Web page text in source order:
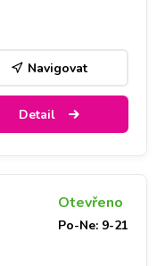
Navigovat
Detail
Otevřeno
Po-Ne: 9-21